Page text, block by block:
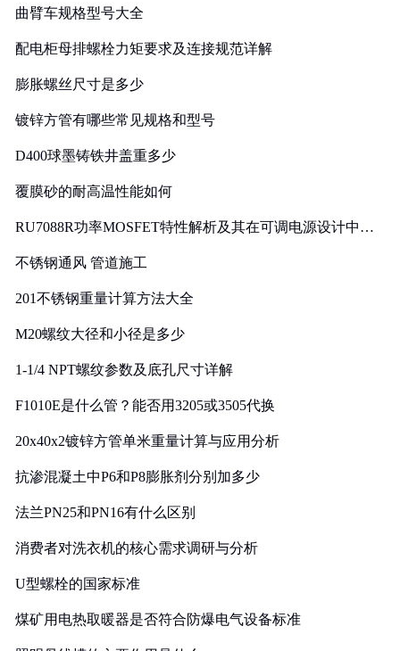
曲臂车规格型号大全
配电柜母排螺栓力矩要求及连接规范详解
膨胀螺丝尺寸是多少
镀锌方管有哪些常见规格和型号
D400球墨铸铁井盖重多少
覆膜砂的耐高温性能如何
RU7088R功率MOSFET特性解析及其在可调电源设计中的
不锈钢通风 管道施工
201不锈钢重量计算方法大全
M20螺纹大径和小径是多少
1-1/4 NPT螺纹参数及底孔尺寸详解
F1010E是什么管？能否用3205或3505代换
20x40x2镀锌方管单米重量计算与应用分析
抗渗混凝土中P6和P8膨胀剂分别加多少
法兰PN25和PN16有什么区别
消费者对洗衣机的核心需求调研与分析
U型螺栓的国家标准
煤矿用电热取暖器是否符合防爆电气设备标准